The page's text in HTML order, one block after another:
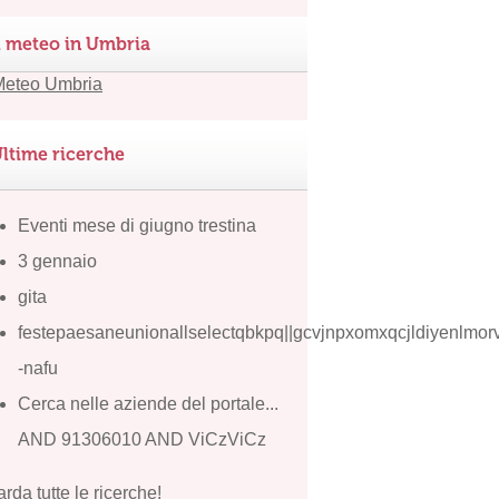
meteo in Umbria
ricerche
Eventi mese di giugno trestina
3 gennaio
gita
-nafu
Cerca nelle aziende del portale...
AND 91306010 AND ViCzViCz
tutte le ricerche!